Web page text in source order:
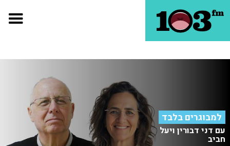
למבוגרים בלבד
עם דני דבורין ויעל
חביב